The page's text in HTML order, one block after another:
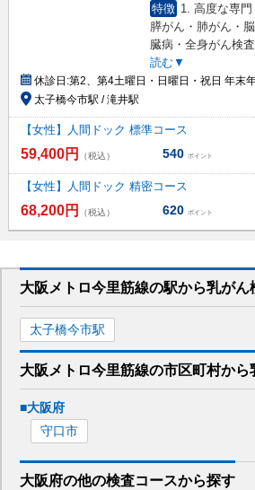
特徴 1. 高度な専
膵がん・肺がん・
臓病・全身がん検
読む▼
休診日:第2、第4土曜日・日曜日・祝日 年末
太子橋今市駅 / 滝井駅
【女性】人間ドック 標準コース
59,400円 （税込） 540 ポイント
【女性】人間ドック 精密コース
68,200円 （税込） 620 ポイント
大阪メトロ今里筋線の駅から乳がん
太子橋今市駅
大阪メトロ今里筋線の市区町村から
■大阪府
守口市
大阪府の他の検査コースから探す